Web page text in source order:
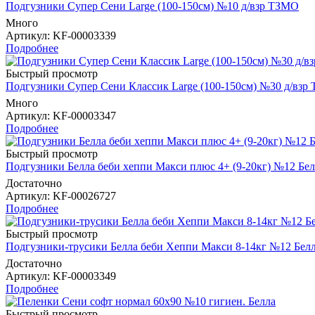
Подгузники Супер Сени Large (100-150см) №10 д/взр ТЗМО
Много
Артикул: KF-00003339
Подробнее
Быстрый просмотр
Подгузники Супер Сени Классик Large (100-150см) №30 д/
Много
Артикул: KF-00003347
Подробнее
Быстрый просмотр
Подгузники Белла беби хеппи Макси плюс 4+ (9-20кг) №12
Достаточно
Артикул: KF-00026727
Подробнее
Быстрый просмотр
Подгузники-трусики Белла беби Хеппи Макси 8-14кг №12
Достаточно
Артикул: KF-00003349
Подробнее